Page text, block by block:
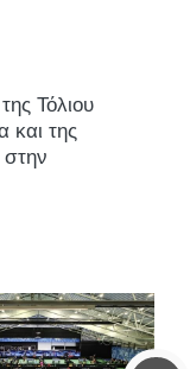
Τόλιου
και της